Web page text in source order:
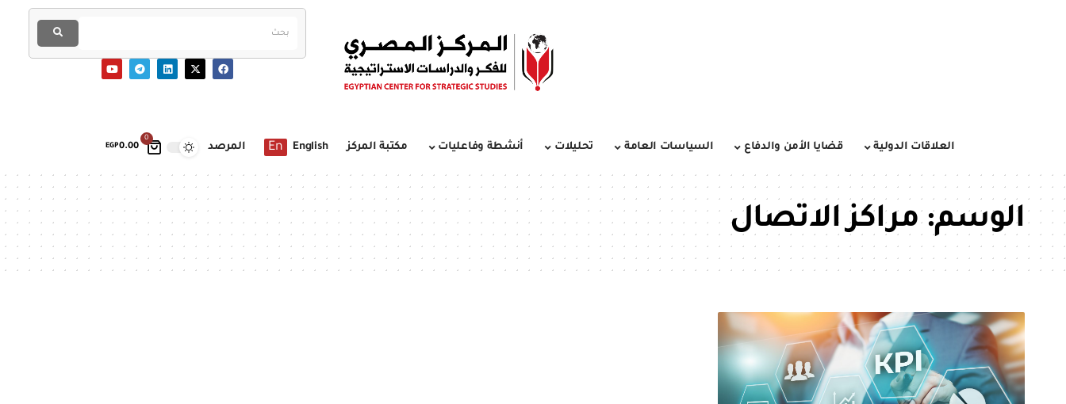
0
EGP0.00 العلاقات الدولية قضايا الأمن والدفاع السياسات العامة تحليلات أنشطة وفاعليات مكتبة المركز English
En المرصد
الوسم:مراكز الاتصال